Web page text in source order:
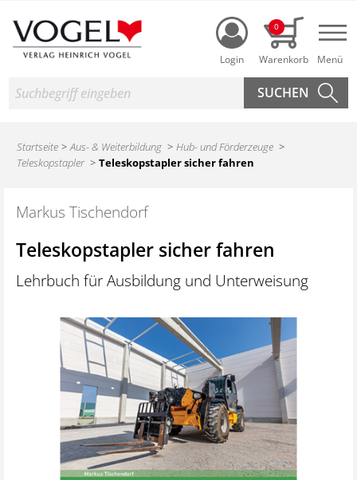
Login
0
Suche
Startseite Aus- & Weiterbildung
Hub- und Förderzeuge
Teleskopstapler
Teleskopstapler sicher fahren
Markus Tischendorf
Teleskopstapler sicher fahren
Lehrbuch für Ausbildung und Unterweisung